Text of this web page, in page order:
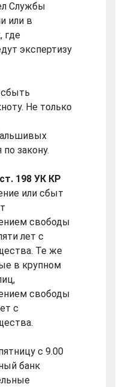
Службы
или в
где
экспертизу
Не только
закону.
ст. 198 УК КР
или сбыт
свободы
лет с
Те же
в крупном
свободы
с
с 9.00
банк